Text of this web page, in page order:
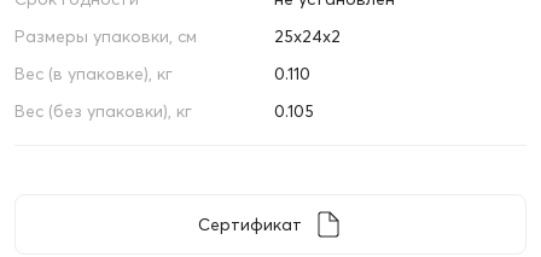
Размеры упаковки, см
25х24х2
Вес (в упаковке), кг
0.110
Вес (без упаковки), кг
0.105
Сертификат